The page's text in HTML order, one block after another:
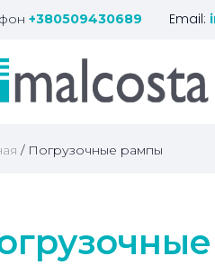
+380509430689 Email:
Погрузочные рампы